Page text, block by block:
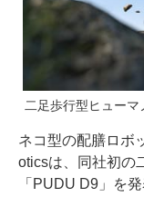
二足歩行型ヒューマ
ネコ型の配膳ロボ
oticsは、同社初の
「PUDU D9」を